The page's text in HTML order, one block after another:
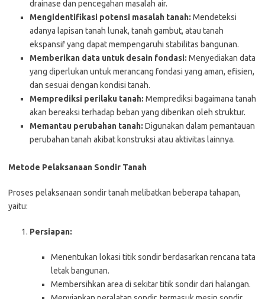
drainase dan pencegahan masalah air.
Mengidentifikasi potensi masalah tanah: Mendeteksi
adanya lapisan tanah lunak, tanah gambut, atau tanah
ekspansif yang dapat mempengaruhi stabilitas bangunan.
Memberikan data untuk desain fondasi: Menyediakan data
yang diperlukan untuk merancang fondasi yang aman, efisien,
dan sesuai dengan kondisi tanah.
Memprediksi perilaku tanah: Memprediksi bagaimana tanah
akan bereaksi terhadap beban yang diberikan oleh struktur.
Memantau perubahan tanah: Digunakan dalam pemantauan
perubahan tanah akibat konstruksi atau aktivitas lainnya.
Metode Pelaksanaan Sondir Tanah
Proses pelaksanaan sondir tanah melibatkan beberapa tahapan,
yaitu:
Persiapan:
Menentukan lokasi titik sondir berdasarkan rencana tata
letak bangunan.
Membersihkan area di sekitar titik sondir dari halangan.